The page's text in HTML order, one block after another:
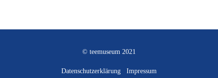
© teemuseum 2021
Datenschutzerklärung Impressum